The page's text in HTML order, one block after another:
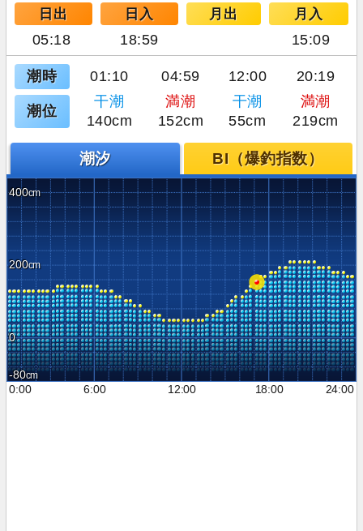
日出 日入 月出 月入
05:18 18:59 15:09
潮時 01:10 04:59 12:00 20:19
潮位
干潮 満潮 干潮
満潮
140cm
152cm 55cm 219cm
潮汐 BI（爆釣指数）
400
200
0
-80
0:00
6:00 12:00 18:00 24:00